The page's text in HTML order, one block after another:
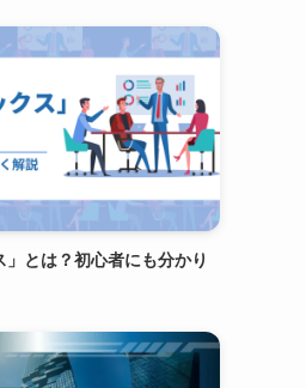
」とは？初心者にも分かり